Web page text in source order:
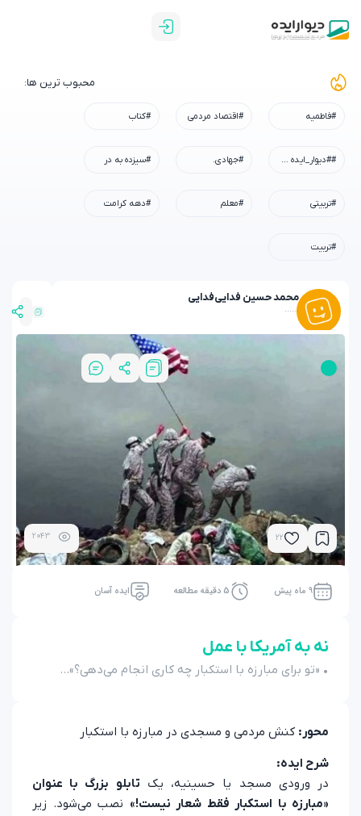
محبوب ترین ها:
#فاطمیه #اقتصاد مردمی #کتاب
##دیوار_ایده #رسم_میزبانی #شهادت_امام_رضا #همه_خادم_الرضاییم #جهادی. #سیزده به در
#تربیتی #معلم #دهه کرامت
#تربیت
محمد حسین فداییفدایی
......
22
2043
9 ماه پیش 5 دقیقه مطالعه ایده آسان
نه به آمریکا با عمل
• «تو برای مبارزه با استکبار چه کاری انجام می‌دهی؟»...
محور: کنش مردمی و مسجدی در مبارزه با استکبار
شرح ایده:
در ورودی مسجد یا حسینیه، یک تابلو بزرگ با عنوان
«مبارزه با استکبار فقط شعار نیست!» نصب می‌شود. زیر